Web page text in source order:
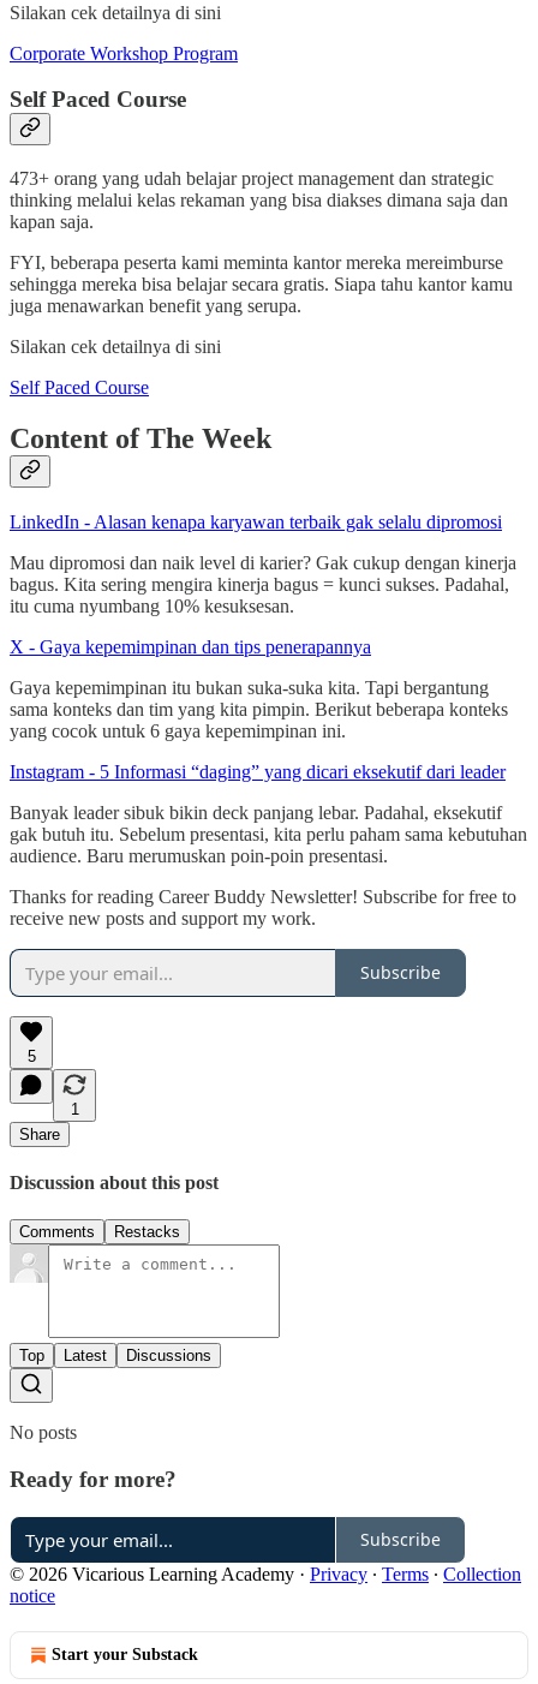
Silakan cek detailnya di sini
Corporate Workshop Program
Self Paced Course
473+ orang yang udah belajar project management dan strategic
thinking melalui kelas rekaman yang bisa diakses dimana saja dan
kapan saja.
FYI, beberapa peserta kami meminta kantor mereka mereimburse
sehingga mereka bisa belajar secara gratis. Siapa tahu kantor kamu
juga menawarkan benefit yang serupa.
Silakan cek detailnya di sini
Self Paced Course
Content of The Week
LinkedIn - Alasan kenapa karyawan terbaik gak selalu dipromosi
Mau dipromosi dan naik level di karier? Gak cukup dengan kinerja
bagus. Kita sering mengira kinerja bagus = kunci sukses. Padahal,
itu cuma nyumbang 10% kesuksesan.
X - Gaya kepemimpinan dan tips penerapannya
Gaya kepemimpinan itu bukan suka-suka kita. Tapi bergantung
sama konteks dan tim yang kita pimpin. Berikut beberapa konteks
yang cocok untuk 6 gaya kepemimpinan ini.
Instagram - 5 Informasi “daging” yang dicari eksekutif dari leader
Banyak leader sibuk bikin deck panjang lebar. Padahal, eksekutif
gak butuh itu. Sebelum presentasi, kita perlu paham sama kebutuhan
audience. Baru merumuskan poin-poin presentasi.
Thanks for reading Career Buddy Newsletter! Subscribe for free to
receive new posts and support my work.
Subscribe
5
1
Share
Discussion about this post
Comments Restacks
Top Latest Discussions
No posts
Ready for more?
Subscribe
© 2026 Vicarious Learning Academy · Privacy ∙ Terms ∙ Collection
notice
Start your Substack